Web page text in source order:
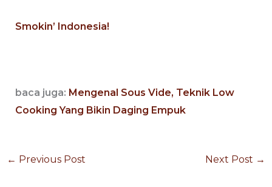
Smokin’ Indonesia!
baca juga: Mengenal Sous Vide, Teknik Low
Cooking Yang Bikin Daging Empuk
← Previous Post Next Post →